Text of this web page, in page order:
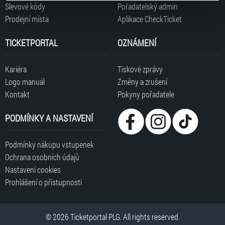
typy cookies používáme, naleznete níže. Možnosti
zpracování upravíte zaškrtnutím příslušné varianty. Svoji
„Cookies a jejich nastavení“.
Slevové kódy
Prodejní místa
Pořadatelský admin
Aplikace CheckTicket
TICKETPORTAL
Kariéra
Logo manuál
Kontakt
OZNÁMENÍ
Tiskové zprávy
Změny a zrušení
Pokyny pořadatele
PODMÍNKY A NASTAVENÍ
Podmínky nákupu vstupenek
Ochrana osobních údajů
Nastavení cookies
Prohlášení o přístupnosti
© 2026 Ticketportal PLG. All rights reserved.